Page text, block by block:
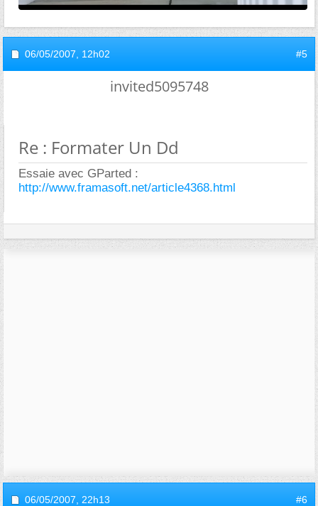
06/05/2007, 12h02 #5
invited5095748
Re : Formater Un Dd
Essaie avec GParted :
http://www.framasoft.net/article4368.html
06/05/2007, 22h13 #6